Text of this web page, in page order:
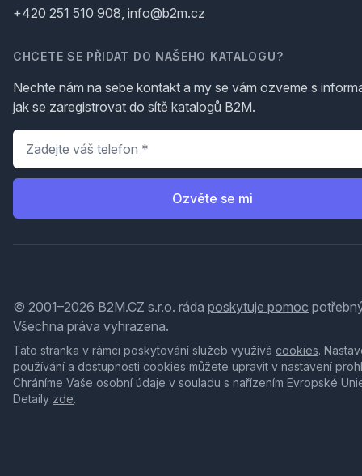
+420 251 510 908, info@b2m.cz
CHCETE SE PŘIDAT DO NAŠEHO KATALOGU?
Nechte nám na sebe kontakt a my se vám ozveme s
jak se zaregistrovat do sítě katalogů B2M.
Telefon
Ozvěte se mi
© 2001–2026 B2M.CZ s.r.o. ráda poskytuje pomoc
Všechna práva vyhrazena.
Tato stránka v rámci poskytování služeb využívá cookies.
používání a dostupnosti cookies můžete upravit v nastavení
Chráníme Vaše osobní údaje v souladu s nařízením Evropské
Detaily zde.